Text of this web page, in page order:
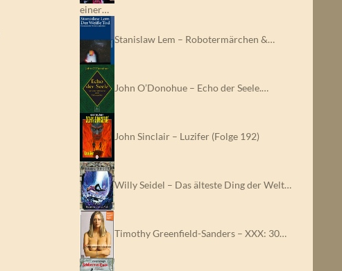
einer…
Stanislaw Lem – Robotermärchen &…
John O’Donohue – Echo der Seele.…
John Sinclair – Luzifer (Folge 192)
Willy Seidel – Das älteste Ding der Welt…
Timothy Greenfield-Sanders – XXX: 30…